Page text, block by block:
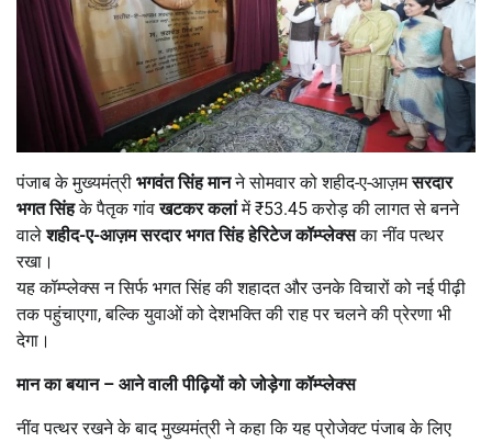
पंजाब के मुख्यमंत्री भगवंत सिंह मानने सोमवार को शहीद-ए-आज़मसरदार
भगत सिंहके पैतृक गांवखटकर कलांमें ₹53.45 करोड़ की लागत से बनने
वालेशहीद-ए-आज़म सरदार भगत सिंह हेरिटेज कॉम्प्लेक्सका नींव पत्थर
रखा।
यह कॉम्प्लेक्स न सिर्फ भगत सिंह की शहादत और उनके विचारों को नई पीढ़ी
तक पहुंचाएगा, बल्कि युवाओं को देशभक्ति की राह पर चलने की प्रेरणा भी
देगा।
मान का बयान – आने वाली पीढ़ियों को जोड़ेगा कॉम्प्लेक्स
नींव पत्थर रखने के बाद मुख्यमंत्री ने कहा कि यह प्रोजेक्ट पंजाब के लिए